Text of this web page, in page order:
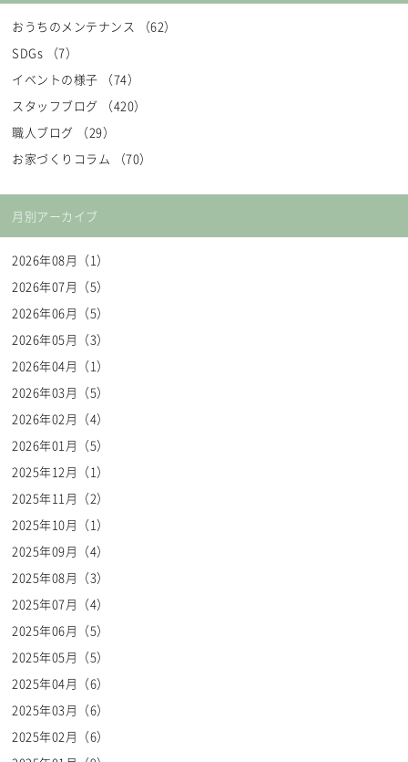
おうちのメンテナンス （62）
SDGs （7）
イベントの様子 （74）
スタッフブログ （420）
職人ブログ （29）
お家づくりコラム （70）
月別アーカイブ
2026年08月（1）
2026年07月（5）
2026年06月（5）
2026年05月（3）
2026年04月（1）
2026年03月（5）
2026年02月（4）
2026年01月（5）
2025年12月（1）
2025年11月（2）
2025年10月（1）
2025年09月（4）
2025年08月（3）
2025年07月（4）
2025年06月（5）
2025年05月（5）
2025年04月（6）
2025年03月（6）
2025年02月（6）